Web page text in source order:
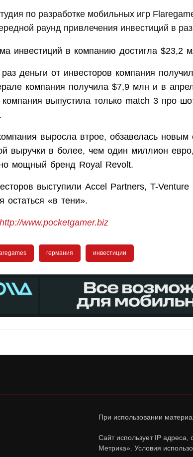
по разработке мобильных игр
раунд привлечения инвестиций в
инвестиций в компанию достигла $23,2
деньги от инвесторов компания
компания получила $7,9 млн и в
выпустила только match 3 про
выросла втрое, обзавелась
выручки в более, чем один миллион
мощный бренд Royal Revolt.
выступили Accel Partners, T-
остаться «в тени».
http://www.pocketgamer.biz
германия инвестиции
При использовании
Сайт использует IP адреса,
Метрика». Условия